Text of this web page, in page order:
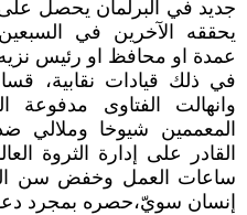
جديد في البرلمان يحصل
يحققه الآخرين في
عمدة او محافظ او رئيس
في ذلك قيادات نقابية،
وانهالت الفتاوى مدفوعة
المعممين شيوخا وملالي
القادر على إدارة الثروة
ساعات العمل وخفض سن
إنسان سويّ،حصره بمجرد